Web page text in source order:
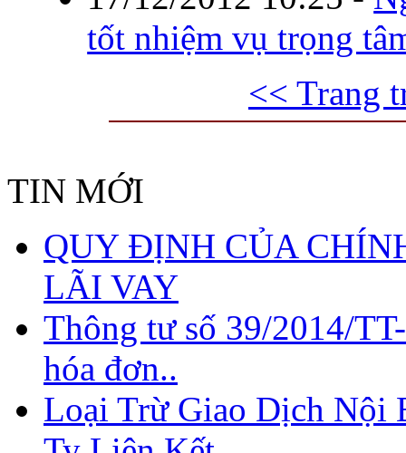
tốt nhiệm vụ trọng
<< Trang
TIN MỚI
QUY ĐỊNH CỦA
LÃI VAY
Thông tư số 39/2014/
hóa đơn..
Loại Trừ Giao Dịch Nội
QUY ĐỊNH CỦA
VỀ CHI PHÍ LÃI VAY